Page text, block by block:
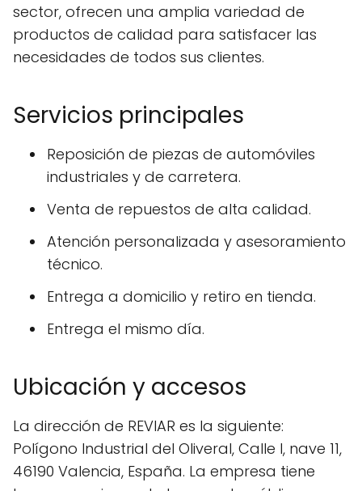
sector, ofrecen una amplia variedad de
productos de calidad para satisfacer las
necesidades de todos sus clientes.
Servicios principales
Reposición de piezas de automóviles
industriales y de carretera.
Venta de repuestos de alta calidad.
Atención personalizada y asesoramiento
técnico.
Entrega a domicilio y retiro en tienda.
Entrega el mismo día.
Ubicación y accesos
La dirección de REVIAR es la siguiente:
Polígono Industrial del Oliveral, Calle I, nave 11,
46190 Valencia, España. La empresa tiene